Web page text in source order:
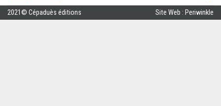
2021© Cépaduès éditions Site Web : Periwinkle